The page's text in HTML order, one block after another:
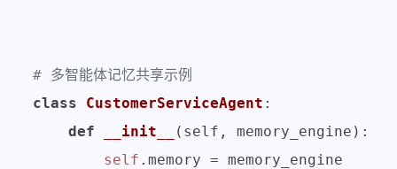
# 多智能体记忆共享示例
class
CustomerServiceAgent :
def
__init__ ( self, memory_engine ):
self .memory = memory_engine